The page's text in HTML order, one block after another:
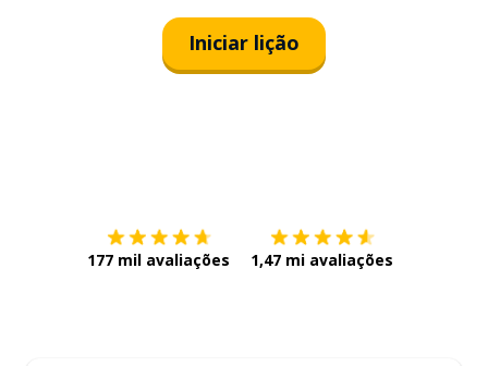
Iniciar lição
177 mil avaliações 1,47 mi avaliações